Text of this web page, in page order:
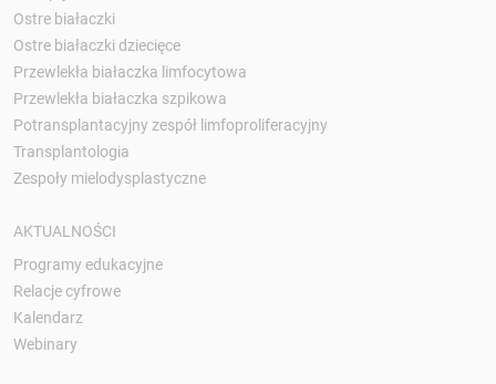
Ostre białaczki
Ostre białaczki dziecięce
Przewlekła białaczka limfocytowa
Przewlekła białaczka szpikowa
Potransplantacyjny zespół limfoproliferacyjny
Transplantologia
Zespoły mielodysplastyczne
AKTUALNOŚCI
Programy edukacyjne
Relacje cyfrowe
Kalendarz
Webinary